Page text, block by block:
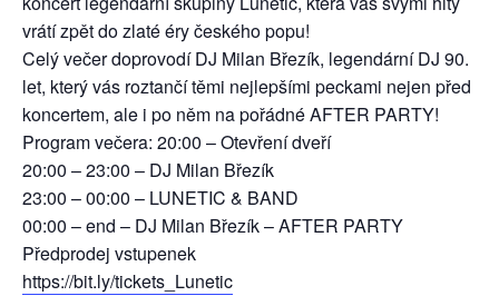
vrátí zpět do zlaté éry českého popu!
Celý večer doprovodí DJ Milan Březík, legendární DJ 90.
let, který vás roztančí těmi nejlepšími peckami nejen před
koncertem, ale i po něm na pořádné AFTER PARTY!
Program večera: 20:00 – Otevření dveří
20:00 – 23:00 – DJ Milan Březík
23:00 – 00:00 – LUNETIC & BAND
00:00 – end – DJ Milan Březík – AFTER PARTY
Předprodej vstupenek
https://bit.ly/tickets_Lunetic